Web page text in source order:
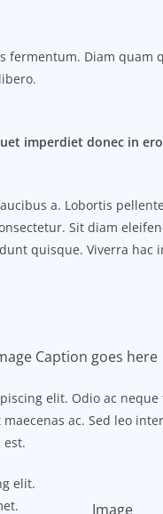
fermentum. Diam quam
imperdiet donec in
a. Lobortis
Sit diam
quisque. Viverra hac
Caption goes here
elit. Odio ac
ac. Sed leo
est.
elit.
Image